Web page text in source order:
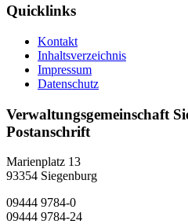
Quicklinks
Kontakt
Inhaltsverzeichnis
Impressum
Datenschutz
Verwaltungsgemeinschaft
Postanschrift
Marienplatz 13
93354 Siegenburg
09444 9784-0
09444 9784-24